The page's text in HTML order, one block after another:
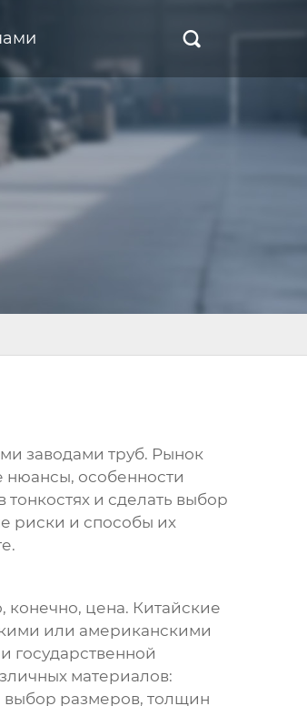

заводами труб. Рынок
нюансы, особенности
и сделать выбор
риски и способы их
конечно, цена. Китайские
или американскими
государственной
материалов:
выбор размеров, толщин